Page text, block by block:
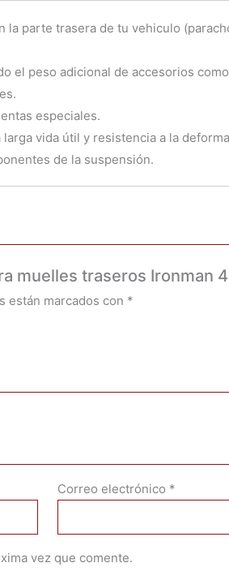
parte trasera de tu vehiculo
el peso adicional de accesorios
especiales.
vida útil y resistencia a la
de la suspensión.
muelles traseros Ironman
están marcados con *
Correo electrónico *
vez que comente.